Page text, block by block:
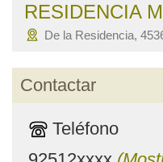
RESIDENCIA
De la Residencia,
Contactar
Teléfono